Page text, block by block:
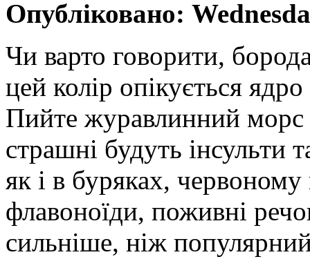
Опубліковано:
Чи варто говорити,
цей колір опікується
Пийте журавлинний морс
страшні будуть інсульти
як і в буряках, червоному
флавоноїди, поживні
сильніше, ніж